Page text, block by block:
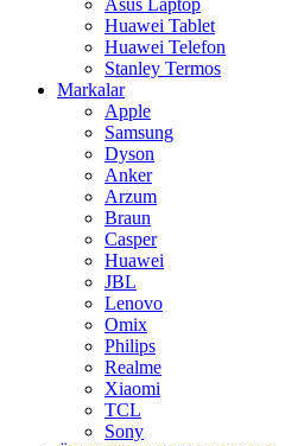
Huawei Tablet
Huawei Telefon
Stanley Termos
Markalar
Apple
Samsung
Dyson
Anker
Arzum
Braun
Casper
Huawei
JBL
Lenovo
Omix
Philips
Realme
Xiaomi
TCL
Sony